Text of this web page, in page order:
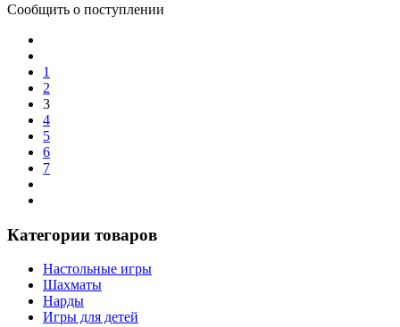
Сообщить о поступлении
1
2
3
4
5
6
7
Категории товаров
Настольные игры
Шахматы
Нарды
Игры для детей